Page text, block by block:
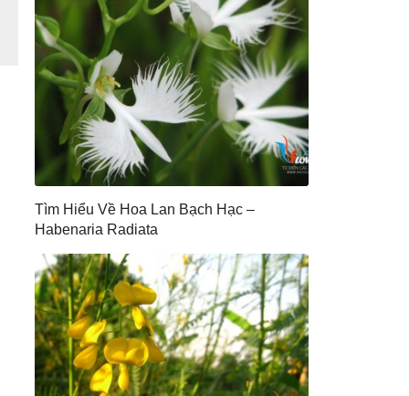
Tìm Hiểu Về Hoa Lan Bạch Hạc –
Habenaria Radiata